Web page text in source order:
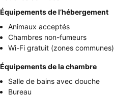
Équipements de l’hébergement
Animaux acceptés
Chambres non-fumeurs
Wi-Fi gratuit (zones communes)
Équipements de la chambre
Salle de bains avec douche
Bureau